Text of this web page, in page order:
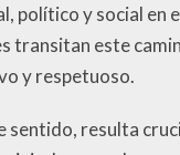
político y social en
transitan este
y respetuoso.
sentido, resulta